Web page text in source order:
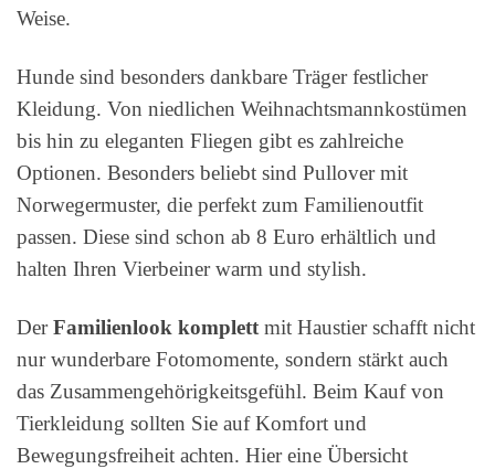
Weise.
Hunde sind besonders dankbare Träger festlicher
Kleidung. Von niedlichen Weihnachtsmannkostümen
bis hin zu eleganten Fliegen gibt es zahlreiche
Optionen. Besonders beliebt sind Pullover mit
Norwegermuster, die perfekt zum Familienoutfit
passen. Diese sind schon ab 8 Euro erhältlich und
halten Ihren Vierbeiner warm und stylish.
DerFamilienlook komplett mit Haustier schafft nicht
nur wunderbare Fotomomente, sondern stärkt auch
das Zusammengehörigkeitsgefühl. Beim Kauf von
Tierkleidung sollten Sie auf Komfort und
Bewegungsfreiheit achten. Hier eine Übersicht